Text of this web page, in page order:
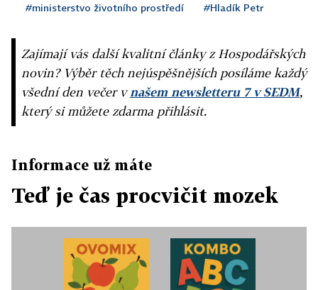
#ministerstvo životního prostředí #Hladík Petr
Zajímají vás další kvalitní články z Hospodářských
novin? Výběr těch nejúspěšnějších posíláme každý
všední den večer vnašem newsletteru 7 v SEDM,
který si můžete zdarma přihlásit.
Informace už máte
Teď je čas procvičit mozek